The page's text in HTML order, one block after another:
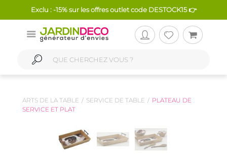
Exclu : -15% sur les offres outlet code DESTOCK15 👉
ARTS DE LA TABLE SERVICE DE TABLE
PLATEAU DE
SERVICE ET PLAT